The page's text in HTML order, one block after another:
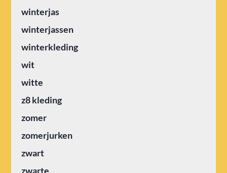
winterjas
winterjassen
winterkleding
wit
witte
z8 kleding
zomer
zomerjurken
zwart
zwarte